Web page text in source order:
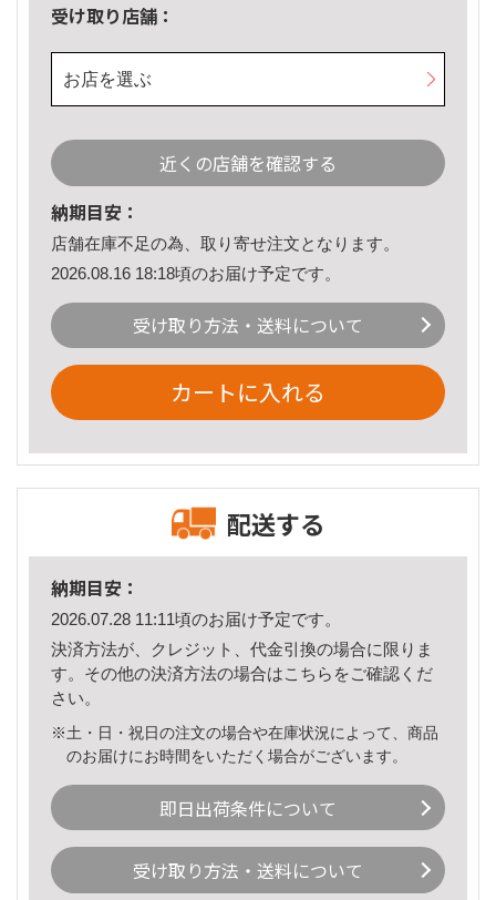
受け取り店舗：
お店を選ぶ
近くの店舗を確認する
納期目安：
店舗在庫不足の為、取り寄せ注文となります。
2026.08.16 18:18頃のお届け予定です。
受け取り方法・送料について
カートに入れる
配送する
納期目安：
2026.07.28 11:11頃のお届け予定です。
決済方法が、クレジット、代金引換の場合に限りま
す。その他の決済方法の場合はこちら をご確認くだ
さい。
※土・日・祝日の注文の場合や在庫状況によって、商品
のお届けにお時間をいただく場合がございます。
即日出荷条件について
受け取り方法・送料について